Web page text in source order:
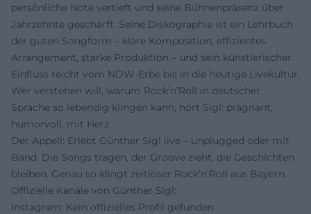
persönliche Note vertieft und seine Bühnenpräsenz über
Jahrzehnte geschärft. Seine Diskographie ist ein Lehrbuch
der guten Songform – klare Komposition, effizientes
Arrangement, starke Produktion – und sein künstlerischer
Einfluss reicht vom NDW-Erbe bis in die heutige Livekultur.
Wer verstehen will, warum Rock’n’Roll in deutscher
Sprache so lebendig klingen kann, hört Sigl: prägnant,
humorvoll, mit Herz.
Der Appell: Erlebt Günther Sigl live – unplugged oder mit
Band. Die Songs tragen, der Groove zieht, die Geschichten
bleiben. Genau so klingt zeitloser Rock’n’Roll aus Bayern.
Offizielle Kanäle von Günther Sigl:
Instagram: Kein offizielles Profil gefunden